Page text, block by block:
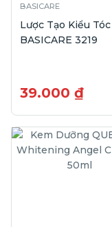
BASICARE
Lược Tạo Kiểu Tóc
BASICARE 3219
39.000 ₫